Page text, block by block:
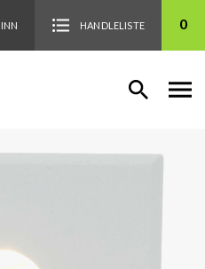
HANDLELISTE 0